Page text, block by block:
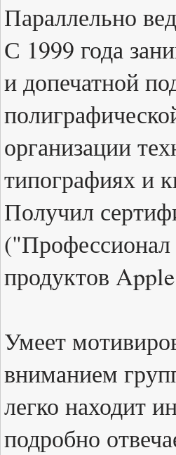
Параллельно
С 1999 года
и допечатной
организации
типографиях и
Получил
("Профессионал
продуктов
Умеет
вниманием
легко находит
подробно